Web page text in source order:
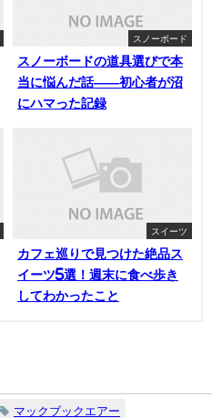
スノーボード
スノーボードの道具選びで本
当に悩んだ話——初心者が沼
にハマった記録
スイーツ
カフェ巡りで見つけた絶品ス
イーツ5選！週末に食べ歩き
してわかったこと
マックブックエアー